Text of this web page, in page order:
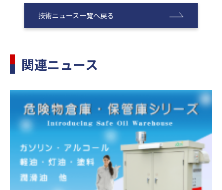
技術ニュース一覧へ戻る
関連ニュース